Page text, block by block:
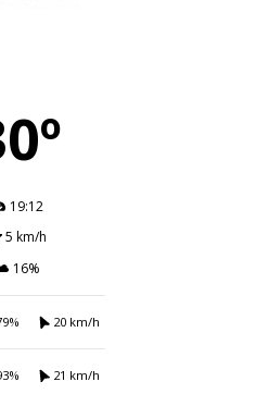
19:12
5 km/h
16%
20 km/h
21 km/h